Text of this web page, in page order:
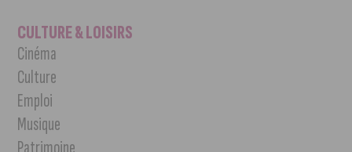
CULTURE & LOISIRS
Cinéma
Culture
Emploi
Musique